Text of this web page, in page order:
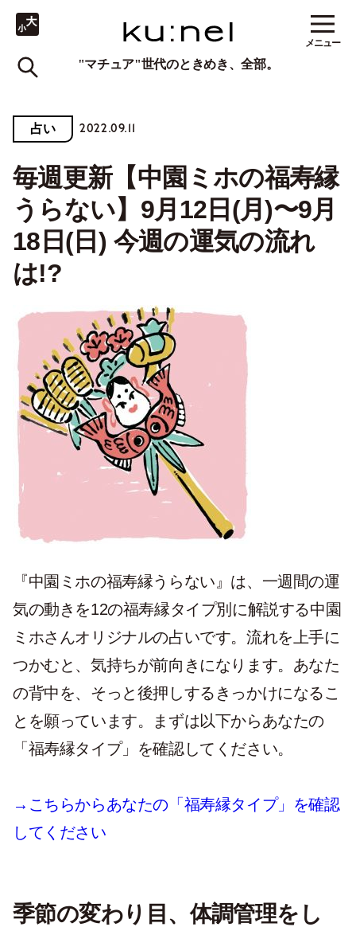
"マチュア"世代のときめき、全部。
メニュー
占い 2022.09.11
毎週更新【中園ミホの福寿縁
うらない】9月12日(月)〜9月
18日(日) 今週の運気の流れ
は!?
『中園ミホの福寿縁うらない』は、一週間の運
気の動きを12の福寿縁タイプ別に解説する中園
ミホさんオリジナルの占いです。流れを上手に
つかむと、気持ちが前向きになります。あなた
の背中を、そっと後押しするきっかけになるこ
とを願っています。まずは以下からあなたの
「福寿縁タイプ」を確認してください。
→こちらからあなたの「福寿縁タイプ」を確認
してください
季節の変わり目、体調管理をし